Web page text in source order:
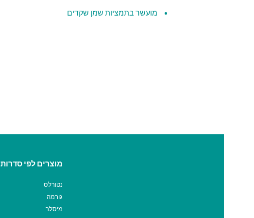
מועשר בתמציות שמן שקדים
מוצרים לפי סדרות
נטורלס
גורמה
מיסלר